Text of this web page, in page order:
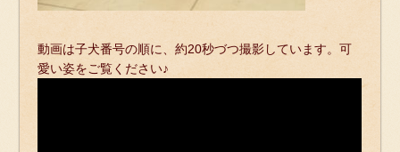
動画は子犬番号の順に、約20秒づつ撮影しています。可
愛い姿をご覧ください♪